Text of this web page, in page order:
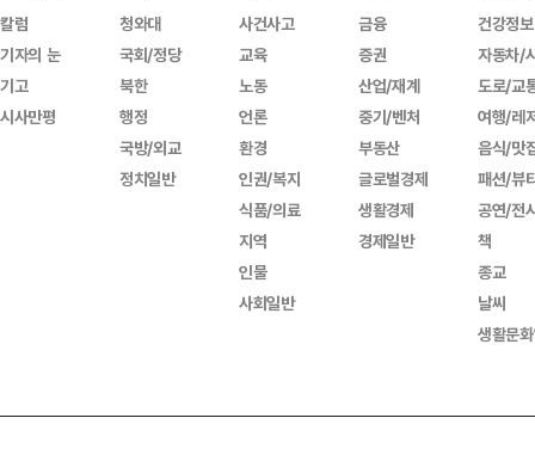
칼럼
기자의 눈
기고
시사만평
청와대
국회/정당
북한
행정
국방/외교
정치일반
사건사고
교육
노동
언론
환경
인권/복지
식품/의료
지역
인물
사회일반
금융
증권
산업/재계
중기/벤처
부동산
글로벌경제
생활경제
경제일반
건강정보
자동차/
도로/교
여행/레
음식/맛
패션/뷰
공연/전
책
종교
날씨
생활문